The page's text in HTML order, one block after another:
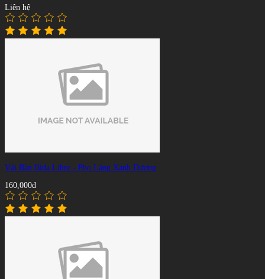
Liên hệ
Vải Bàn Bida Libre - Pho Láng Xanh Dương
160,000đ